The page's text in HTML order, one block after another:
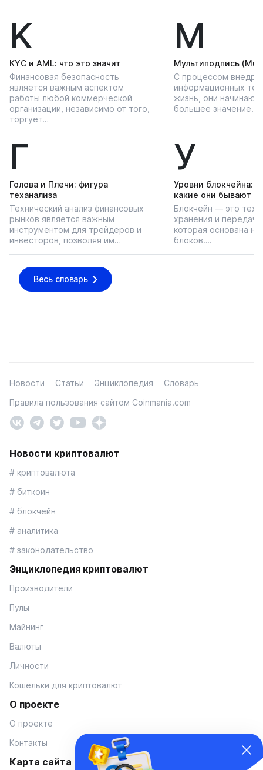
K
KYС и AML: что это значит
Финансовая безопасность
является важным аспектом
работы любой коммерческой
организации, независимо от того,
торгует…
М
Мультиподпись
С процессом
информационных
жизнь, они начинают
большее значение…
Г
Голова и Плечи: фигура
теханализа
Технический анализ финансовых
рынков является важным
инструментом для трейдеров и
инвесторов, позволяя им…
У
Уровни блокчейна:
какие они бывают
Блокчейн — это
хранения и
которая основана
блоков….
Весь словарь
Новости Статьи Энциклопедия
Словарь
Правила пользования сайтом Coinmania.com
Новости криптовалют
# криптовалюта
# биткоин
# блокчейн
# аналитика
# законодательство
Энциклопедия криптовалют
Производители
Пулы
Майнинг
Валюты
Личности
Кошельки для криптовалют
О проекте
О проекте
Контакты
Карта сайта